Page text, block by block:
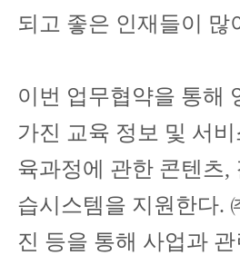
되고 좋은 인재들이 많
이번 업무협약을 통해
가진 교육 정보 및 서
육과정에 관한 콘텐츠,
습시스템을 지원한다.
진 등을 통해 사업과